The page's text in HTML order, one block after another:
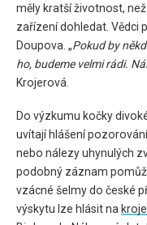
měly kratší životnost,
zařízení dohledat. Vědci
Doupova. „Pokud by
ho, budeme velmi rádi.
Krojerová.
Do výzkumu kočky
uvítají hlášení
nebo nálezy uhynulých
podobný záznam
vzácné šelmy do české
výskytu lze hlásit na